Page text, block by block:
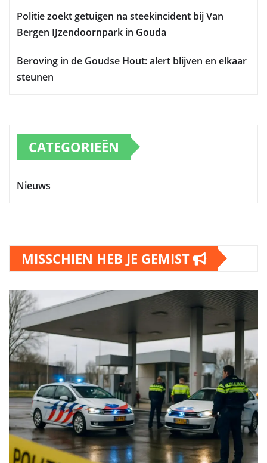
Politie zoekt getuigen na steekincident bij Van
Bergen IJzendoornpark in Gouda
Beroving in de Goudse Hout: alert blijven en elkaar
steunen
CATEGORIEËN
Nieuws
MISSCHIEN HEB JE GEMIST